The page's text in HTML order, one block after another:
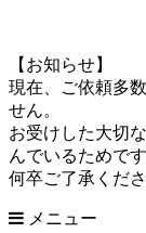
【お知らせ】
現在、ご依頼多数
せん。
お受けした大切
んでいるためです
何卒ご了承くださ
メニュー